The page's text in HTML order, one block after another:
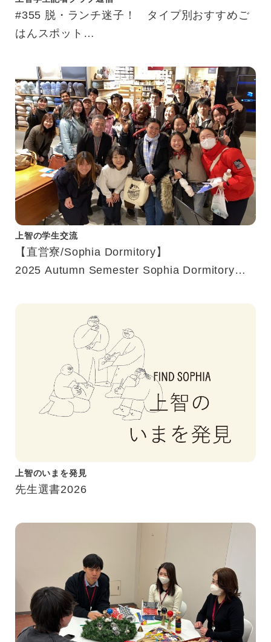
#355 脱・ランチ迷子！ タイプ別おすすめご
はんスポット
上智の学生交流
【直営寮/Sophia Dormitory】
2025 Autumn Semester Sophia Dormitory
上智のいまを発見
先生選書2026